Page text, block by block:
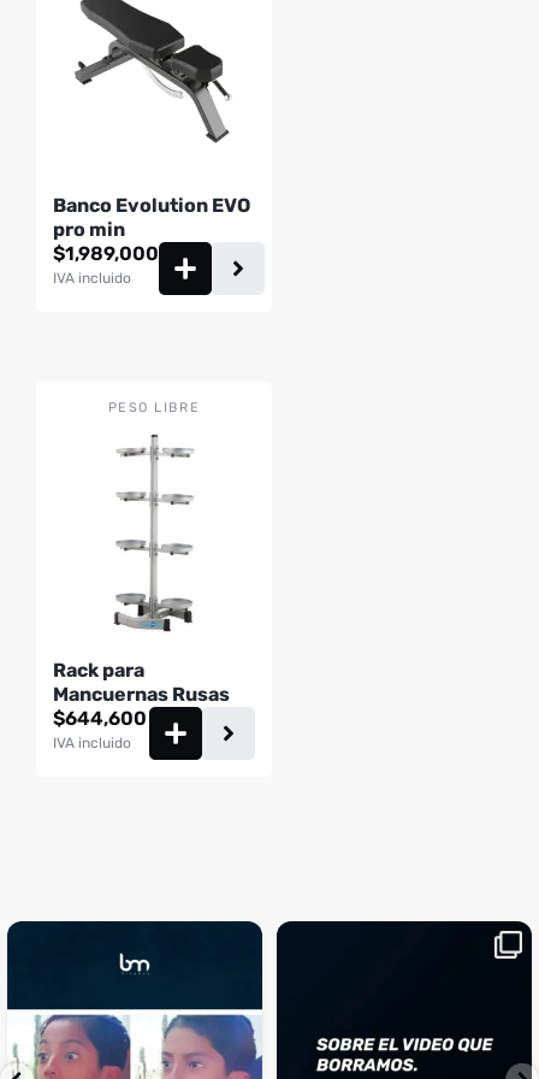
Banco Evolution EVO
pro min
$1,989,000
IVA incluido
PESO LIBRE
Rack para
Mancuernas Rusas
$644,600
IVA incluido
...
4 2